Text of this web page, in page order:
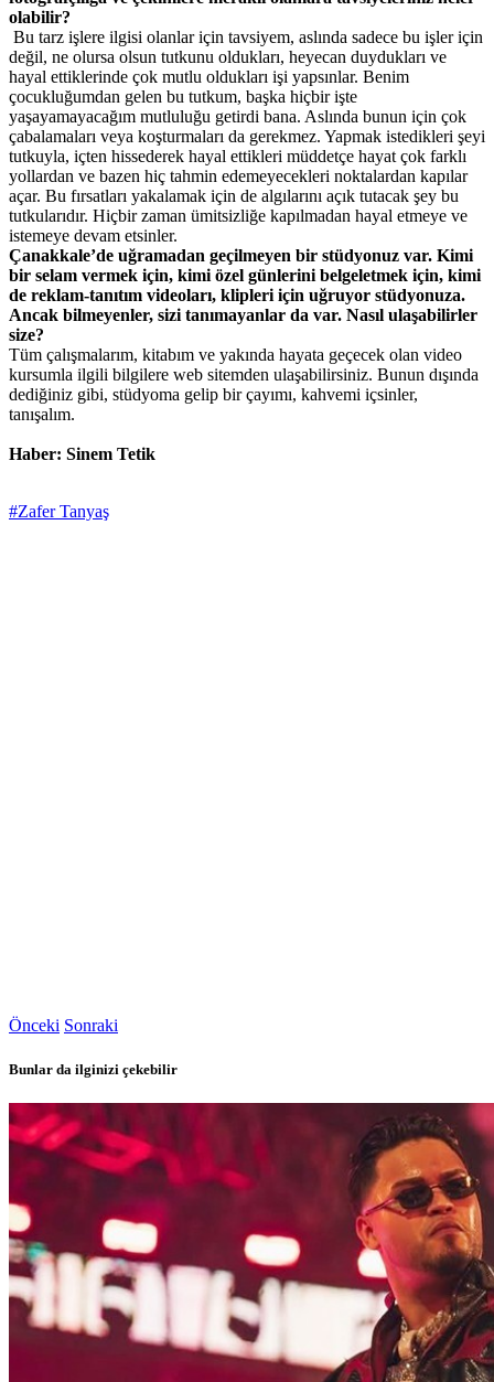
olabilir?
Bu tarz işlere ilgisi olanlar için tavsiyem, aslında sadece bu işler için
değil, ne olursa olsun tutkunu oldukları, heyecan duydukları ve
hayal ettiklerinde çok mutlu oldukları işi yapsınlar. Benim
çocukluğumdan gelen bu tutkum, başka hiçbir işte
yaşayamayacağım mutluluğu getirdi bana. Aslında bunun için çok
çabalamaları veya koşturmaları da gerekmez. Yapmak istedikleri şeyi
tutkuyla, içten hissederek hayal ettikleri müddetçe hayat çok farklı
yollardan ve bazen hiç tahmin edemeyecekleri noktalardan kapılar
açar. Bu fırsatları yakalamak için de algılarını açık tutacak şey bu
tutkularıdır. Hiçbir zaman ümitsizliğe kapılmadan hayal etmeye ve
istemeye devam etsinler.
Çanakkale’de uğramadan geçilmeyen bir stüdyonuz var. Kimi
bir selam vermek için, kimi özel günlerini belgeletmek için, kimi
de reklam-tanıtım videoları, klipleri için uğruyor stüdyonuza.
Ancak bilmeyenler, sizi tanımayanlar da var. Nasıl ulaşabilirler
size?
Tüm çalışmalarım, kitabım ve yakında hayata geçecek olan video
kursumla ilgili bilgilere web sitemden ulaşabilirsiniz. Bunun dışında
dediğiniz gibi, stüdyoma gelip bir çayımı, kahvemi içsinler,
tanışalım.
Haber: Sinem Tetik
#Zafer Tanyaş
Önceki Sonraki
Bunlar da ilginizi çekebilir